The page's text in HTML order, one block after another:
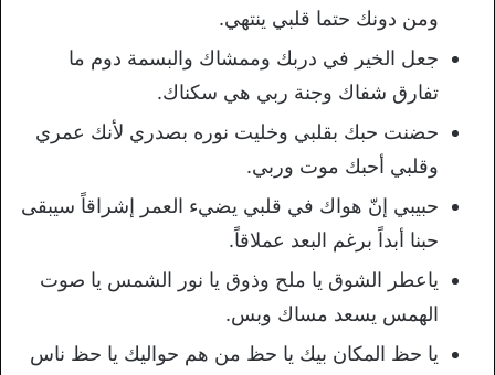
ومن دونك حتما قلبي ينتهي.
جعل الخير في دربك وممشاك والبسمة دوم ما
تفارق شفاك وجنة ربي هي سكناك.
حضنت حبك بقلبي وخليت نوره بصدري لأنك عمري
وقلبي أحبك موت وربي.
حبيبي إنّ هواك في قلبي يضيء العمر إشراقاً سيبقى
حبنا أبداً برغم البعد عملاقاً.
ياعطر الشوق يا ملح وذوق يا نور الشمس يا صوت
الهمس يسعد مساك وبس.
يا حظ المكان بيك يا حظ من هم حواليك يا حظ ناس